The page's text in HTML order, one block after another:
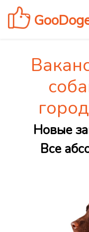
Новые
Все